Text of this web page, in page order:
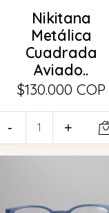
Nikitana
Metálica
Cuadrada
Aviado..
$130.000 COP
- +